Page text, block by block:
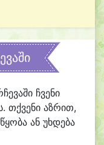
ჩვენი
თქვენი აზრით,
ან უხდება